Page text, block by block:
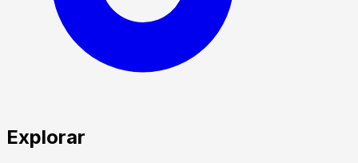
Explorar